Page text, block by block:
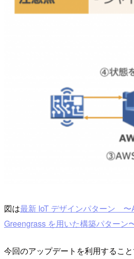
図は最新 IoT デザインパターン 〜
Greengrass を用いた構築パターン
今回のアップデートを利用するこ